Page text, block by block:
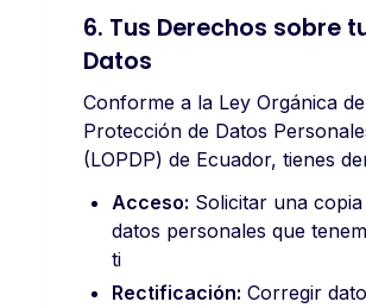
6. Tus Derechos sobre
Datos
Conforme a la Ley Orgánica de
Protección de Datos
(LOPDP) de Ecuador, tienes
Acceso: Solicitar una
datos personales que
ti
Rectificación: Corregir